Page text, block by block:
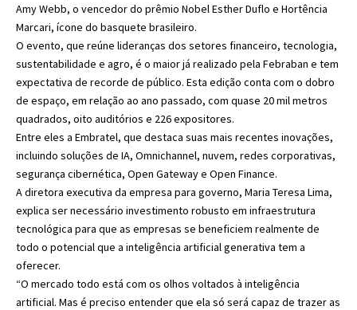
Amy Webb, o vencedor do prêmio Nobel Esther Duflo e Hortência
Marcari, ícone do basquete brasileiro.
O evento, que reúne lideranças dos setores financeiro, tecnologia,
sustentabilidade e agro, é o maior já realizado pela Febraban e tem
expectativa de recorde de público. Esta edição conta com o dobro
de espaço, em relação ao ano passado, com quase 20 mil metros
quadrados, oito auditórios e 226 expositores.
Entre eles a Embratel, que destaca suas mais recentes inovações,
incluindo soluções de IA, Omnichannel, nuvem, redes corporativas,
segurança cibernética, Open Gateway e Open Finance.
A diretora executiva da empresa para governo, Maria Teresa Lima,
explica ser necessário investimento robusto em infraestrutura
tecnológica para que as empresas se beneficiem realmente de
todo o potencial que a inteligência artificial generativa tem a
oferecer.
“O mercado todo está com os olhos voltados à inteligência
artificial. Mas é preciso entender que ela só será capaz de trazer as